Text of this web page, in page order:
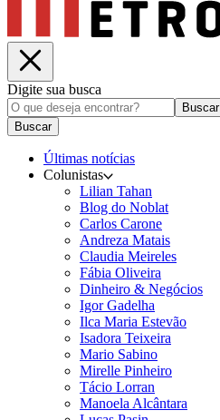
Digite sua busca
Buscar
Buscar
Últimas notícias
Colunistas
Lilian Tahan
Blog do Noblat
Carlos Carone
Andreza Matais
Claudia Meireles
Fábia Oliveira
Dinheiro & Negócios
Igor Gadelha
Ilca Maria Estevão
Isadora Teixeira
Mario Sabino
Mirelle Pinheiro
Tácio Lorran
Manoela Alcântara